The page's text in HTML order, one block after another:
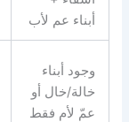
أبناء عم لأب
وجود أبناء
خالة/خال أو
عمّ لأم فقط